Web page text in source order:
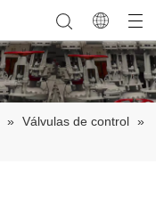
» Válvulas de control »